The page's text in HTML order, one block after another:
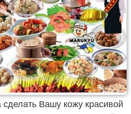
сделать Вашу кожу красивой